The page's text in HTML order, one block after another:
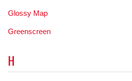
Glossy Map
Greenscreen
H